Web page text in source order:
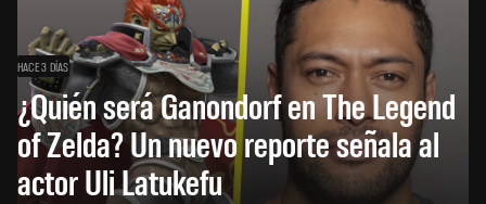
HACE 3 DÍAS
¿Quién será Ganondorf en The Legend
of Zelda? Un nuevo reporte señala al
actor Uli Latukefu